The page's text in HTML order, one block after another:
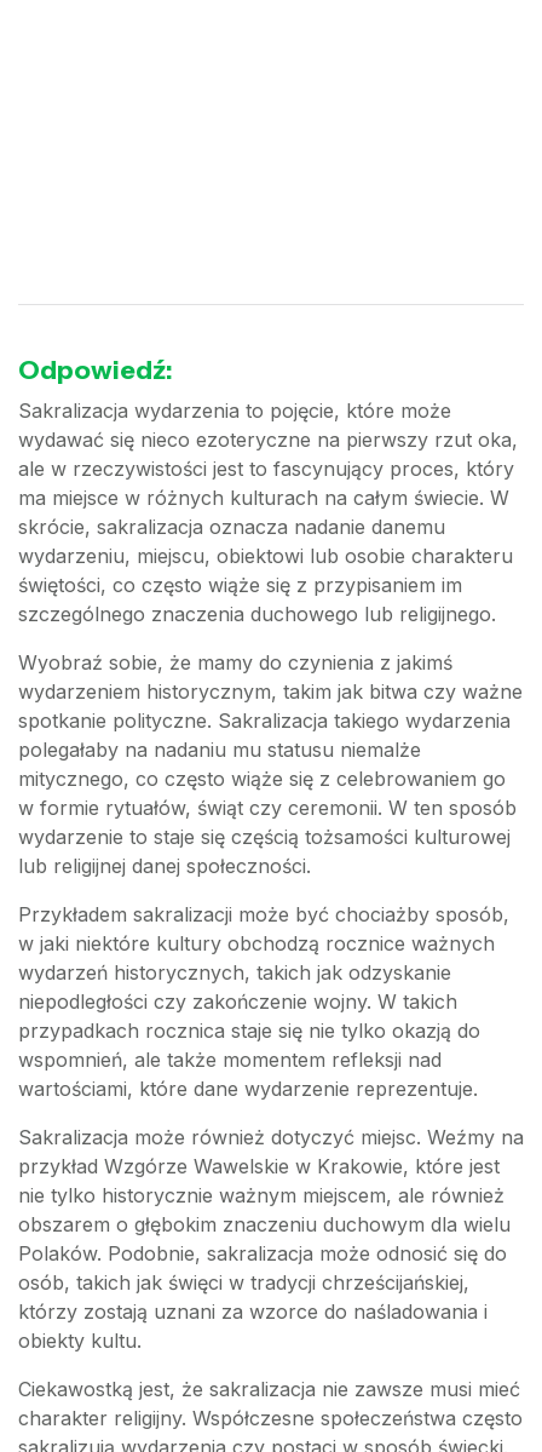
Odpowiedź:
Sakralizacja wydarzenia to pojęcie, które może
wydawać się nieco ezoteryczne na pierwszy rzut oka,
ale w rzeczywistości jest to fascynujący proces, który
ma miejsce w różnych kulturach na całym świecie. W
skrócie, sakralizacja oznacza nadanie danemu
wydarzeniu, miejscu, obiektowi lub osobie charakteru
świętości, co często wiąże się z przypisaniem im
szczególnego znaczenia duchowego lub religijnego.
Wyobraź sobie, że mamy do czynienia z jakimś
wydarzeniem historycznym, takim jak bitwa czy ważne
spotkanie polityczne. Sakralizacja takiego wydarzenia
polegałaby na nadaniu mu statusu niemalże
mitycznego, co często wiąże się z celebrowaniem go
w formie rytuałów, świąt czy ceremonii. W ten sposób
wydarzenie to staje się częścią tożsamości kulturowej
lub religijnej danej społeczności.
Przykładem sakralizacji może być chociażby sposób,
w jaki niektóre kultury obchodzą rocznice ważnych
wydarzeń historycznych, takich jak odzyskanie
niepodległości czy zakończenie wojny. W takich
przypadkach rocznica staje się nie tylko okazją do
wspomnień, ale także momentem refleksji nad
wartościami, które dane wydarzenie reprezentuje.
Sakralizacja może również dotyczyć miejsc. Weźmy na
przykład Wzgórze Wawelskie w Krakowie, które jest
nie tylko historycznie ważnym miejscem, ale również
obszarem o głębokim znaczeniu duchowym dla wielu
Polaków. Podobnie, sakralizacja może odnosić się do
osób, takich jak święci w tradycji chrześcijańskiej,
którzy zostają uznani za wzorce do naśladowania i
obiekty kultu.
Ciekawostką jest, że sakralizacja nie zawsze musi mieć
charakter religijny. Współczesne społeczeństwa często